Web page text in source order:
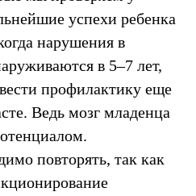
успехи ребенка
нарушения в
в 5–7 лет,
профилактику еще
Ведь мозг младенца
повторять, так как